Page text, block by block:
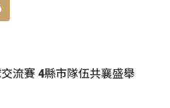
流賽 4縣市隊伍共襄盛舉